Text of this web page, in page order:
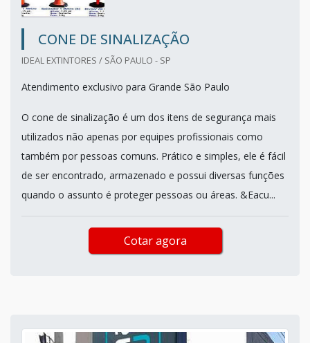
CONE DE SINALIZAÇÃO
IDEAL EXTINTORES / SÃO PAULO - SP
Atendimento exclusivo para Grande São Paulo
O cone de sinalização é um dos itens de segurança mais
utilizados não apenas por equipes profissionais como
também por pessoas comuns. Prático e simples, ele é fácil
de ser encontrado, armazenado e possui diversas funções
quando o assunto é proteger pessoas ou áreas. &Eacu...
Cotar agora